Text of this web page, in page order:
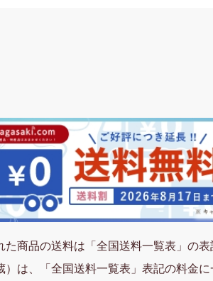
た商品の送料は「全国送料一覧表」の表
は、「全国送料一覧表」表記の料金に